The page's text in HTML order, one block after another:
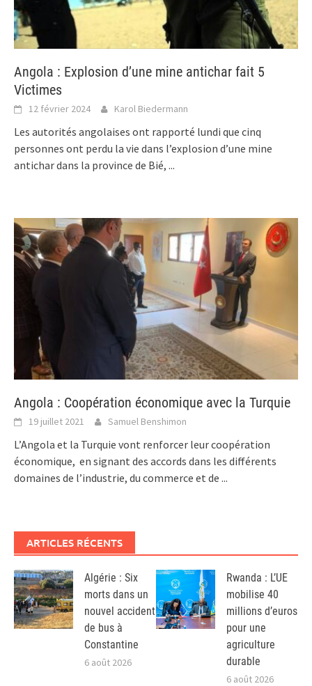
Angola : Explosion d’une mine antichar fait 5
Victimes
12 février 2024 Karol Biedermann
Les autorités angolaises ont rapporté lundi que cinq
personnes ont perdu la vie dans l’explosion d’une mine
antichar dans la province de Bié, ...
Angola : Coopération économique avec la Turquie
19 juillet 2021 Samuel Benshimon
L’Angola et la Turquie vont renforcer leur coopération
économique, en signant des accords dans les différents
domaines de l’industrie, du commerce et de ...
ARTICLES RÉCENTS
Algérie : Six
morts dans un
nouvel accident
de bus à
Constantine
6 août 2026
Rwanda : L’UE
mobilise 40
millions d’euros
pour une
agriculture
durable
6 août 2026